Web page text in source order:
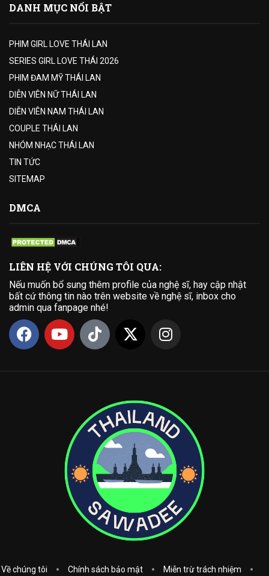
DANH MỤC NỔI BẬT
PHIM GIRL LOVE THÁI LAN
SERIES GIRL LOVE THÁI 2026
PHIM ĐAM MỸ THÁI LAN
DIỄN VIÊN NỮ THÁI LAN
DIỄN VIÊN NAM THÁI LAN
COUPLE THÁI LAN
NHÓM NHẠC THÁI LAN
TIN TỨC
SITEMAP
DMCA
LIÊN HỆ VỚI CHÚNG TÔI QUA:
Nếu muốn bổ sung thêm profile của nghệ sĩ, hay cập nhật
bất cứ thông tin nào trên website về nghệ sĩ, inbox cho
admin qua fanpage nhé!
Về chúng tôi Chính sách bảo mật Miễn trừ trách nhiệm